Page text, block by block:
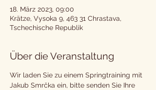
18. März 2023, 09:00
Krätze, Vysoka 9, 463 31 Chrastava,
Tschechische Republik
Über die Veranstaltung
Wir laden Sie zu einem Springtraining mit
Jakub Smrčka ein, bitte senden Sie Ihre